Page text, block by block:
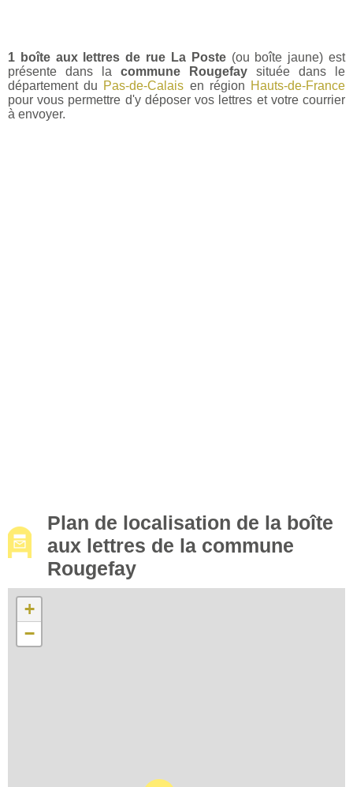
1 boîte aux lettres de rue La Poste(ou boîte jaune) est
présente dans la commune Rougefay située dans le
département du Pas-de-Calais en région Hauts-de-France
pour vous permettre d'y déposer vos lettres et votre courrier
à envoyer.
Plan de localisation de la boîte
aux lettres de la commune
Rougefay
+
−